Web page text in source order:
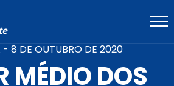
- 8 DE OUTUBRO DE 2020
MÉDIO DOS